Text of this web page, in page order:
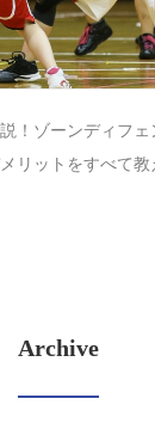
！ゾーンディフェ
リットをすべて教
Archive